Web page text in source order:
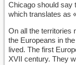
Chicago should say
which translates as
On all the territories
the Europeans in
lived. The first
XVII century. They